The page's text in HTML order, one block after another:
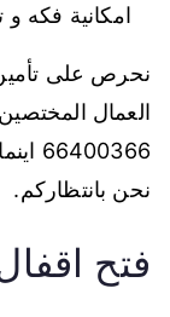
امكانية فكه و
نحرص على
العمال
نحن بانتظاركم.
فتح